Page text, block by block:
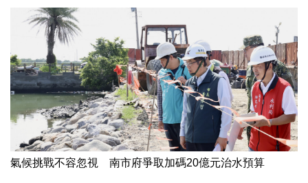
氣候挑戰不容忽視 南市府爭取加碼20億元治水預算